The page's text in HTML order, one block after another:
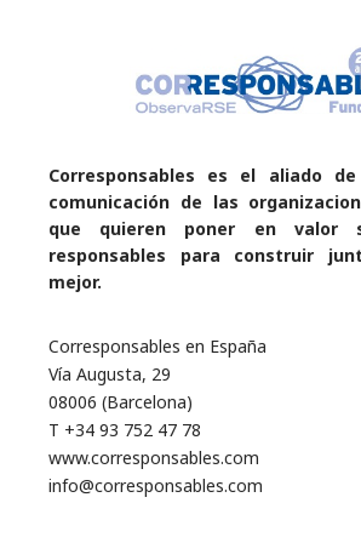
Corresponsables es el aliado
comunicación de las
que quieren poner en valor
responsables para construir
mejor.
Corresponsables en España
Vía Augusta, 29
08006 (Barcelona)
T +34 93 752 47 78
www.corresponsables.com
info@corresponsables.com